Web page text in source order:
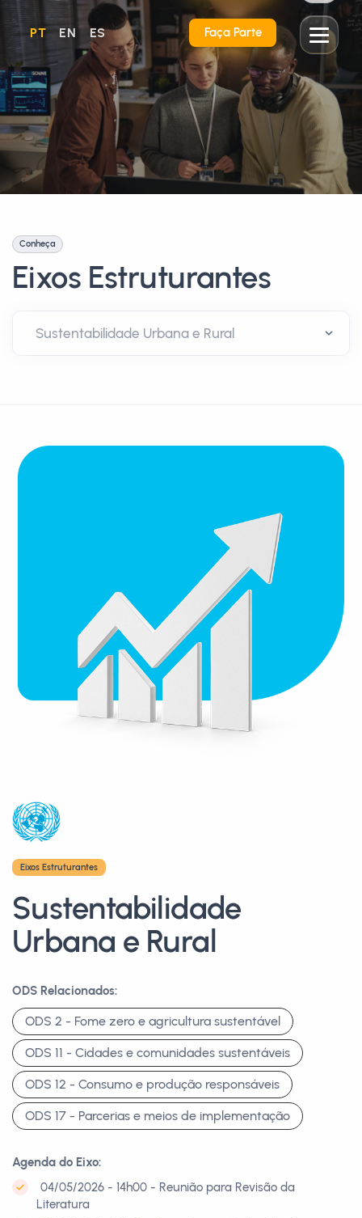
PT EN ES Faça Parte
Conheça
Eixos Estruturantes
Eixos Estruturantes
Sustentabilidade
Urbana e Rural
ODS Relacionados:
ODS 2 - Fome zero e agricultura sustentável
ODS 11 - Cidades e comunidades sustentáveis
ODS 12 - Consumo e produção responsáveis
ODS 17 - Parcerias e meios de implementação
Agenda do Eixo:
04/05/2026 - 14h00 - Reunião para Revisão da
Literatura